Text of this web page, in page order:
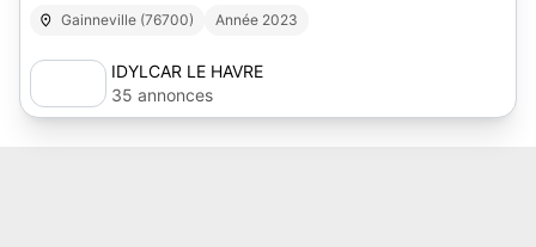
Gainneville (76700) Année 2023
IDYLCAR LE HAVRE
35 annonces